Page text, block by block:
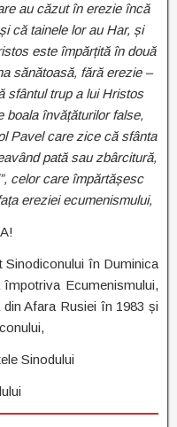
au căzut în erezie încă
că tainele lor au Har, și
este împărțită în două
sănătoasă, fără erezie –
sfântul trup a lui Hristos
boala învățăturilor false,
Pavel care zice că sfânta
pată sau zbârcitură,
celor care împărtășesc
ereziei ecumenismului,
Sinodiconului în Duminica
Ecumenismului,
Afara Rusiei în 1983 și
Sinodului